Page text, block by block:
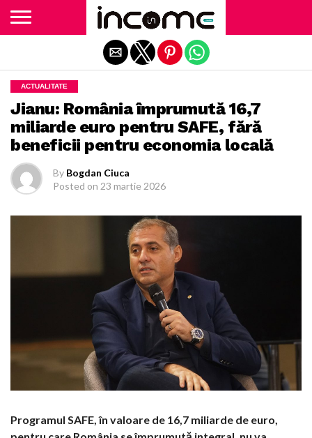
ACTUALITATE
Jianu: România împrumută 16,7
miliarde euro pentru SAFE, fără
beneficii pentru economia locală
By Bogdan Ciuca
Posted on 23 martie 2026
Programul SAFE, în valoare de 16,7 miliarde de euro,
Exit mobile version